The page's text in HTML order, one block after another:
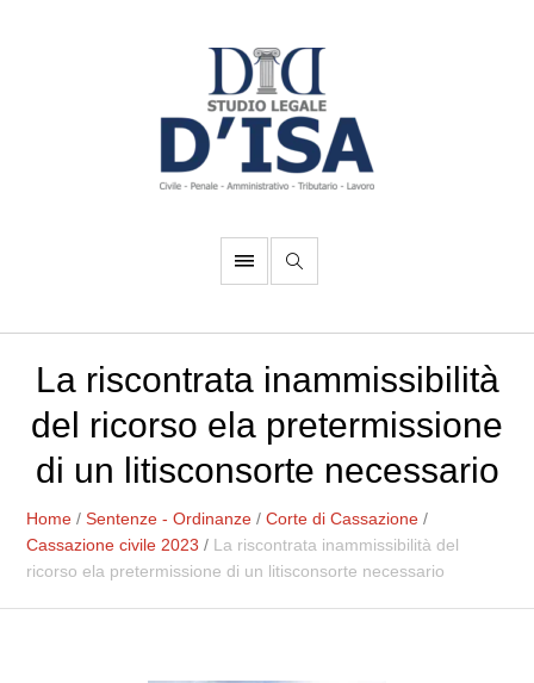
La riscontrata inammissibilità
del ricorso ela pretermissione
di un litisconsorte necessario
Home /Sentenze - Ordinanze /Corte di Cassazione /
Cassazione civile 2023 / La riscontrata inammissibilità del
ricorso ela pretermissione di un litisconsorte necessario